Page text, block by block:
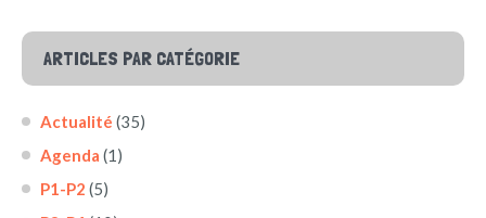
ARTICLES PAR CATÉGORIE
Actualité (35)
Agenda (1)
P1-P2 (5)